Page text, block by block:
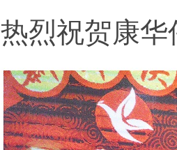
热烈祝贺康华